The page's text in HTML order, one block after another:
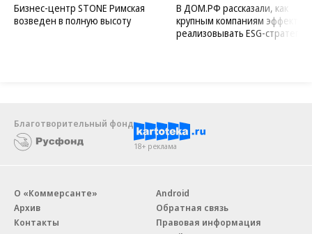
Бизнес-центр STONE Римская
возведен в полную высоту
В ДОМ.РФ рассказали, как
крупным компаниям
реализовывать ESG-стратегию
Благотворительный фонд
18+ реклама
О «Коммерсанте»
Архив
Контакты
Android
Обратная связь
Правовая информация